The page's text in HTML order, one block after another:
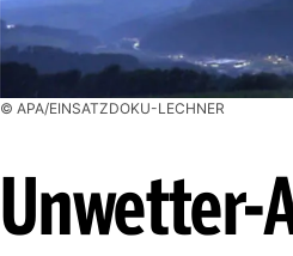
© APA/EINSATZDOKU-LECHNER
Unwetter-